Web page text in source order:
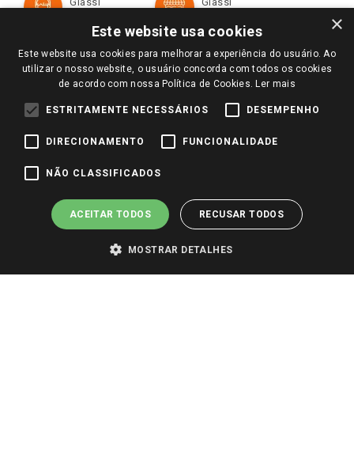
Televendas
Notícias
Perguntas frequentes
Trabalhe Conosco
Identidade Visual
Trocas e Devoluções
Redes Sociais
Pagamento e Segurança
×
Este website usa cookies
Este website usa cookies para melhorar a experiência do usuário. Ao
utilizar o nosso website, o usuário concorda com todos os cookies
de acordo com nossa Política de Cookies. Ler mais
ESTRITAMENTE NECESSÁRIOS DESEMPENHO
DIRECIONAMENTO FUNCIONALIDADE
NÃO CLASSIFICADOS
ACEITAR TODOS RECUSAR TODOS
MOSTRAR DETALHES